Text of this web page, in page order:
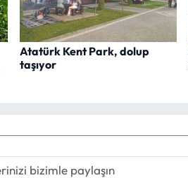
Atatürk Kent Park, dolup
taşıyor